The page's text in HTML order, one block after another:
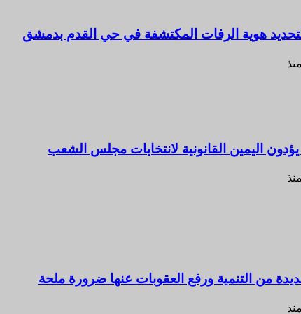
هوية الرفات المكتشفة في حي القدم بدمشق
اليمين القانونية لانتخابات مجلس الشعب
من التنمية ورفع العقوبات عنها ضرورة ملحة